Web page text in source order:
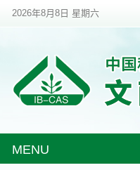
2026年8月8日 星期六
MENU